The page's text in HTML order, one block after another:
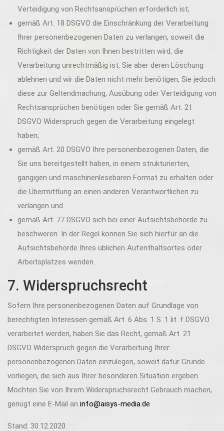
Verteidigung von Rechtsansprüchen erforderlich ist;
gemäß Art. 18 DSGVO die Einschränkung der Verarbeitung
Ihrer personenbezogenen Daten zu verlangen, soweit die
Richtigkeit der Daten von Ihnen bestritten wird, die
Verarbeitung unrechtmäßig ist, Sie aber deren Löschung
ablehnen und wir die Daten nicht mehr benötigen, Sie jedoch
diese zur Geltendmachung, Ausübung oder Verteidigung von
Rechtsansprüchen benötigen oder Sie gemäß Art. 21
DSGVO Widerspruch gegen die Verarbeitung eingelegt
haben;
gemäß Art. 20 DSGVO Ihre personenbezogenen Daten, die
Sie uns bereitgestellt haben, in einem strukturierten,
gängigen und maschinenlesebaren Format zu erhalten oder
die Übermittlung an einen anderen Verantwortlichen zu
verlangen und
gemäß Art. 77 DSGVO sich bei einer Aufsichtsbehörde zu
beschweren. In der Regel können Sie sich hierfür an die
Aufsichtsbehörde Ihres üblichen Aufenthaltsortes oder
Arbeitsplatzes wenden.
7. Widerspruchsrecht
Sofern Ihre personenbezogenen Daten auf Grundlage von
berechtigten Interessen gemäß Art. 6 Abs. 1 S. 1 lit. f DSGVO
verarbeitet werden, haben Sie das Recht, gemäß Art. 21
DSGVO Widerspruch gegen die Verarbeitung Ihrer
personenbezogenen Daten einzulegen, soweit dafür Gründe
vorliegen, die sich aus Ihrer besonderen Situation ergeben.
Möchten Sie von Ihrem Widerspruchsrecht Gebrauch machen,
genügt eine E-Mail an info@aisys-media.de
Stand: 30.12.2020